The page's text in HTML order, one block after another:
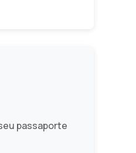
passaporte